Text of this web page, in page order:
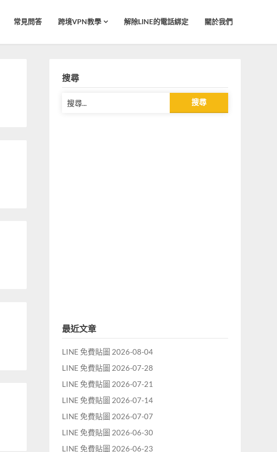
常見問答 跨境VPN教學 解除LINE的電話綁定 關於我們
搜尋
搜
尋
最近文章
LINE 免費貼圖 2026-08-04
LINE 免費貼圖 2026-07-28
LINE 免費貼圖 2026-07-21
LINE 免費貼圖 2026-07-14
LINE 免費貼圖 2026-07-07
LINE 免費貼圖 2026-06-30
LINE 免費貼圖 2026-06-23